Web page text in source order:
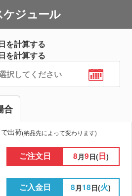
ジュール
を計算する
を計算する
合
出荷(納品先によって変わります)
ご注文日 8 月9日(日)
ご入金日 8 月18日(火)